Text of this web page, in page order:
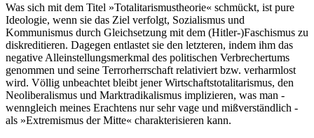
Was sich mit dem Titel »Totalitarismustheorie« schmückt, ist pure
Ideologie, wenn sie das Ziel verfolgt, Sozialismus und
Kommunismus durch Gleichsetzung mit dem (Hitler-)Faschismus zu
diskreditieren. Dagegen entlastet sie den letzteren, indem ihm das
negative Alleinstellungsmerkmal des politischen Verbrechertums
genommen und seine Terrorherrschaft relativiert bzw. verharmlost
wird. Völlig unbeachtet bleibt jener Wirtschaftstotalitarismus, den
Neoliberalismus und Marktradikalismus implizieren, was man -
wenngleich meines Erachtens nur sehr vage und mißverständlich -
als »Extremismus der Mitte« charakterisieren kann.